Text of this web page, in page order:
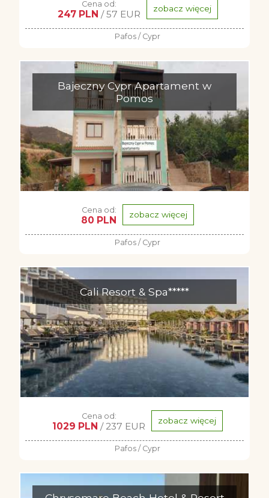
Cena od:
247 PLN / 57 EUR zobacz więcej
Pafos / Cypr
Bajeczny Cypr Apartament w
Pomos
Cena od:
80 PLN zobacz więcej
Pafos / Cypr
Cali Resort & Spa*****
Cena od:
1029 PLN / 237 EUR zobacz więcej
Pafos / Cypr